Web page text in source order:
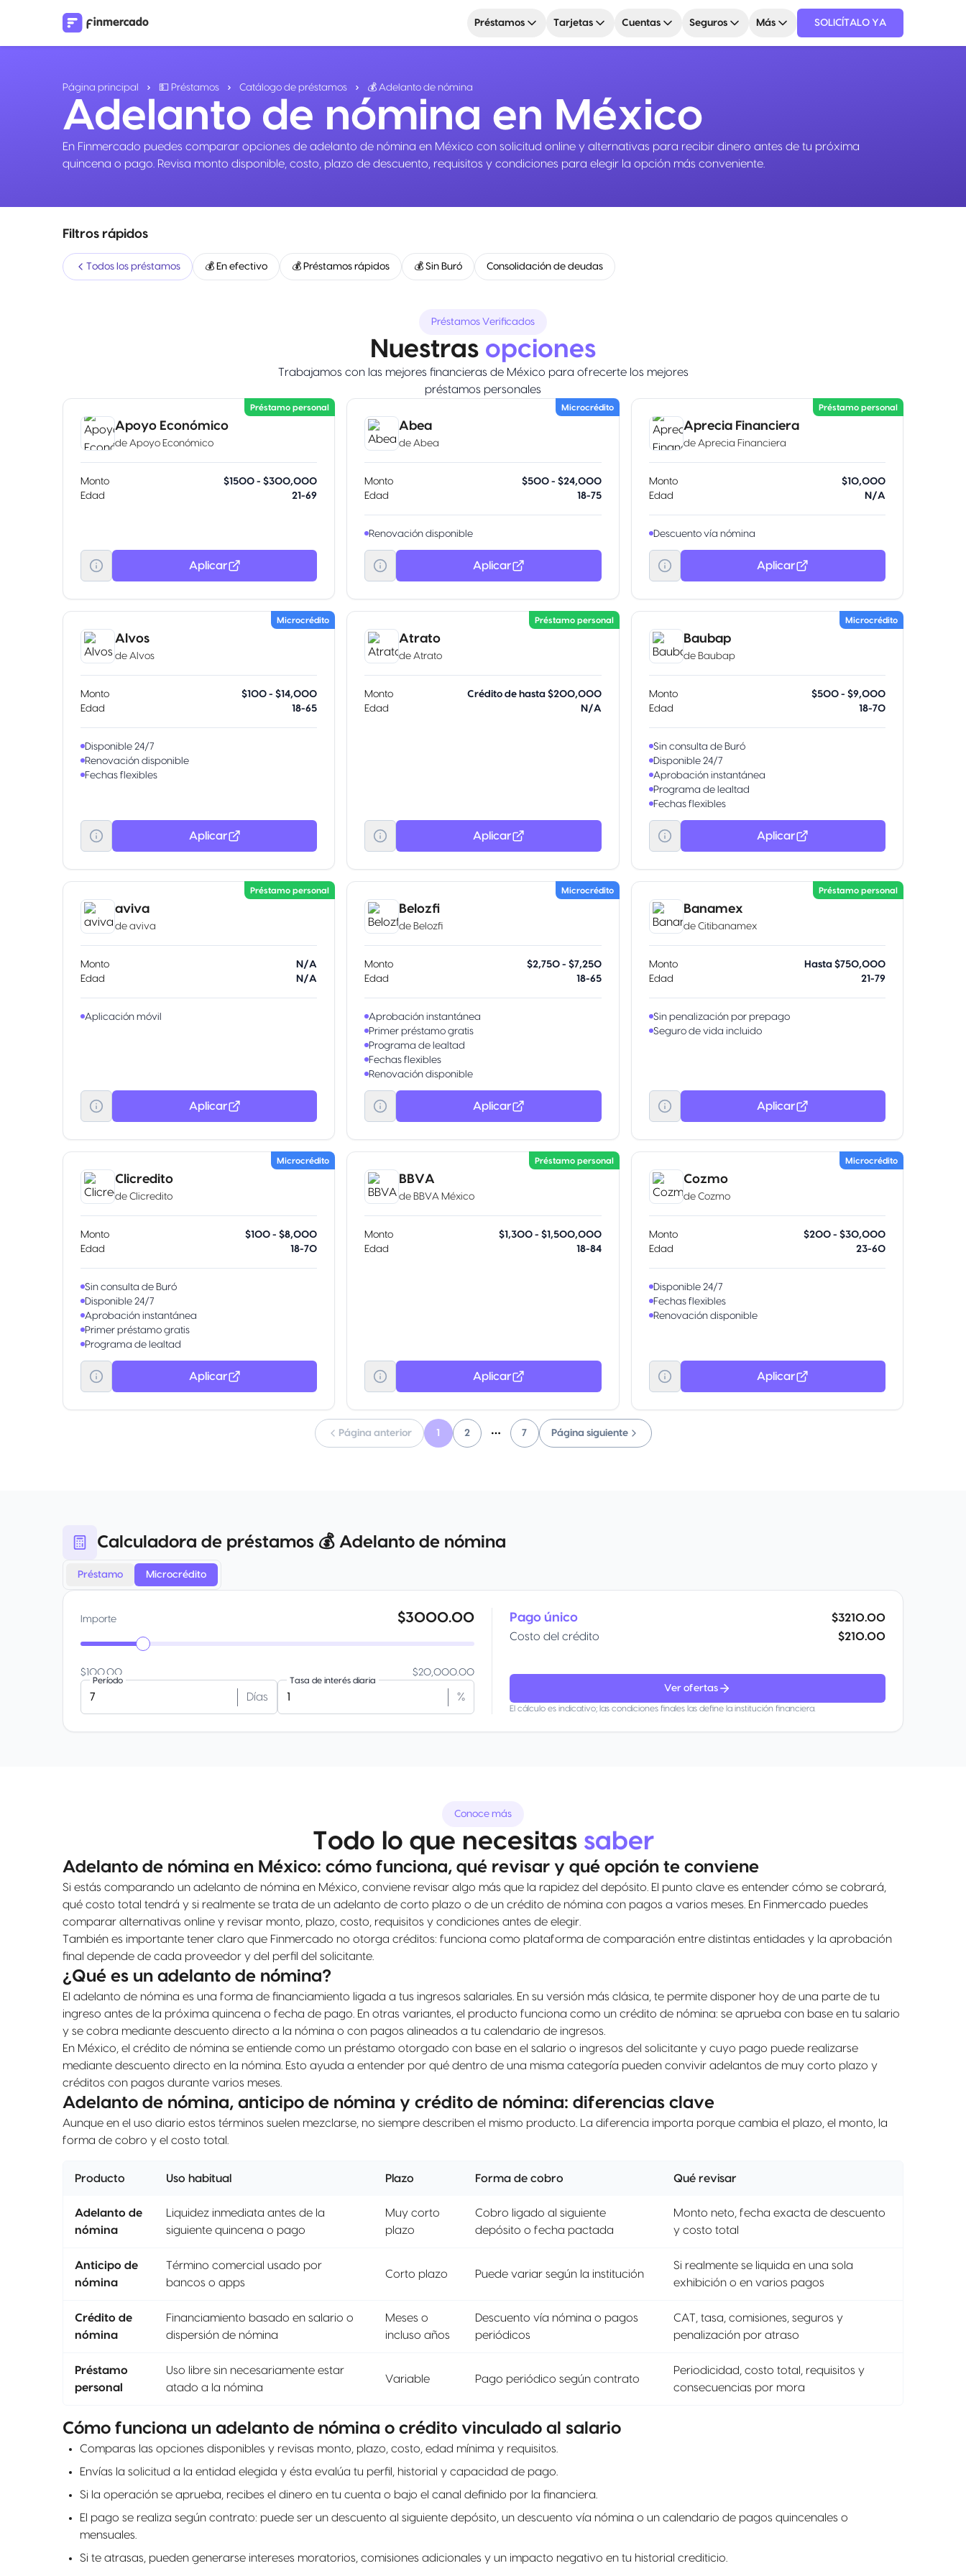
Préstamos Tarjetas Cuentas Seguros Más SOLICÍTALO YA
Página principal 💵 Préstamos Catálogo de préstamos 💰 Adelanto de nómina
Adelanto de nómina en México
En Finmercado puedes comparar opciones de adelanto de nómina en México con solicitud online y alternativas para recibir dinero antes de tu próxima
quincena o pago. Revisa monto disponible, costo, plazo de descuento, requisitos y condiciones para elegir la opción más conveniente.
Filtros rápidos
Todos los préstamos 💰 En efectivo 💰 Préstamos rápidos 💰 Sin Buró Consolidación de deudas
Préstamos Verificados
Nuestras opciones
Trabajamos con las mejores financieras de México para ofrecerte los mejores
préstamos personales
Préstamo personal
Apoyo Económico
de Apoyo Económico
Monto
$1500 - $300,000
Edad
21-69
Aplicar
Microcrédito
Abea
de Abea
Monto
$500 - $24,000
Edad
18-75
Renovación disponible
Aplicar
Préstamo personal
Aprecia Financiera
de Aprecia Financiera
Monto
$10,000
Edad
N/A
Descuento vía nómina
Aplicar
Microcrédito
Alvos
de Alvos
Monto
$100 - $14,000
Edad
18-65
Disponible 24/7
Renovación disponible
Fechas flexibles
Aplicar
Préstamo personal
Atrato
de Atrato
Monto
Crédito de hasta $200,000
Edad
N/A
Aplicar
Microcrédito
Baubap
de Baubap
Monto
$500 - $9,000
Edad
18-70
Sin consulta de Buró
Disponible 24/7
Aprobación instantánea
Programa de lealtad
Fechas flexibles
Renovación disponible
Bono por referido
Aplicar
Préstamo personal
aviva
de aviva
Monto
N/A
Edad
N/A
Aplicación móvil
Aplicar
Microcrédito
Belozfi
de Belozfi
Monto
$2,750 - $7,250
Edad
18-65
Aprobación instantánea
Primer préstamo gratis
Programa de lealtad
Fechas flexibles
Renovación disponible
Aplicar
Préstamo personal
Banamex
de Citibanamex
Monto
Hasta $750,000
Edad
21-79
Sin penalización por prepago
Seguro de vida incluido
Aplicar
Microcrédito
Clicredito
de Clicredito
Monto
$100 - $8,000
Edad
18-70
Sin consulta de Buró
Disponible 24/7
Aprobación instantánea
Primer préstamo gratis
Programa de lealtad
Fechas flexibles
Aplicar
Préstamo personal
BBVA
de BBVA México
Monto
$1,300 - $1,500,000
Edad
18-84
Aplicar
Microcrédito
Cozmo
de Cozmo
Monto
$200 - $30,000
Edad
23-60
Disponible 24/7
Fechas flexibles
Renovación disponible
Aplicar
Página anterior 1 2
More pages
7 Página siguiente
Calculadora de préstamos 💰 Adelanto de nómina
Préstamo Microcrédito
Importe $3000.00
$100.00 $20,000.00
Período
Días
Tasa de interés diaria
%
Pago único
$3210.00
Costo del crédito
$210.00
Ver ofertas
El cálculo es indicativo; las condiciones finales las define la institución financiera.
Conoce más
Todo lo que necesitas saber
Adelanto de nómina en México: cómo funciona, qué revisar y qué opción te conviene
Si estás comparando un adelanto de nómina en México, conviene revisar algo más que la rapidez del depósito. El punto clave es entender cómo se cobrará,
qué costo total tendrá y si realmente se trata de un adelanto de corto plazo o de un crédito de nómina con pagos a varios meses. En Finmercado puedes
comparar alternativas online y revisar monto, plazo, costo, requisitos y condiciones antes de elegir.
También es importante tener claro que Finmercado no otorga créditos: funciona como plataforma de comparación entre distintas entidades y la aprobación
final depende de cada proveedor y del perfil del solicitante.
¿Qué es un adelanto de nómina?
El adelanto de nómina es una forma de financiamiento ligada a tus ingresos salariales. En su versión más clásica, te permite disponer hoy de una parte de tu
ingreso antes de la próxima quincena o fecha de pago. En otras variantes, el producto funciona como un crédito de nómina: se aprueba con base en tu salario
y se cobra mediante descuento directo a la nómina o con pagos alineados a tu calendario de ingresos.
En México, el crédito de nómina se entiende como un préstamo otorgado con base en el salario o ingresos del solicitante y cuyo pago puede realizarse
mediante descuento directo en la nómina. Esto ayuda a entender por qué dentro de una misma categoría pueden convivir adelantos de muy corto plazo y
créditos con pagos durante varios meses.
Adelanto de nómina, anticipo de nómina y crédito de nómina: diferencias clave
Aunque en el uso diario estos términos suelen mezclarse, no siempre describen el mismo producto. La diferencia importa porque cambia el plazo, el monto, la
forma de cobro y el costo total.
Producto Uso habitual Plazo Forma de cobro Qué revisar
Adelanto de
nómina
Liquidez inmediata antes de la
siguiente quincena o pago
Muy corto
plazo
Cobro ligado al siguiente
depósito o fecha pactada
Monto neto, fecha exacta de descuento
y costo total
Anticipo de
nómina
Término comercial usado por
bancos o apps
Corto plazo Puede variar según la institución
Si realmente se liquida en una sola
exhibición o en varios pagos
Crédito de
nómina
Financiamiento basado en salario o
dispersión de nómina
Meses o
incluso años
Descuento vía nómina o pagos
periódicos
CAT, tasa, comisiones, seguros y
penalización por atraso
Préstamo
personal
Uso libre sin necesariamente estar
atado a la nómina
Variable Pago periódico según contrato
Periodicidad, costo total, requisitos y
consecuencias por mora
Cómo funciona un adelanto de nómina o crédito vinculado al salario
Comparas las opciones disponibles y revisas monto, plazo, costo, edad mínima y requisitos.
Envías la solicitud a la entidad elegida y ésta evalúa tu perfil, historial y capacidad de pago.
Si la operación se aprueba, recibes el dinero en tu cuenta o bajo el canal definido por la financiera.
El pago se realiza según contrato: puede ser un descuento al siguiente depósito, un descuento vía nómina o un calendario de pagos quincenales o
mensuales.
Si te atrasas, pueden generarse intereses moratorios, comisiones adicionales y un impacto negativo en tu historial crediticio.